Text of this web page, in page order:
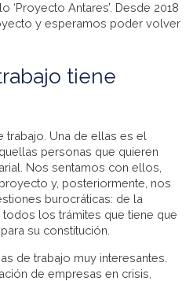
‘Proyecto Antares’. Desde 2018
y esperamos poder volver
tiene
trabajo. Una de ellas es el
personas que quieren
Nos sentamos con ellos,
y, posteriormente, nos
burocráticas: de la
los trámites que tiene que
su constitución.
de trabajo muy interesantes.
de empresas en crisis,